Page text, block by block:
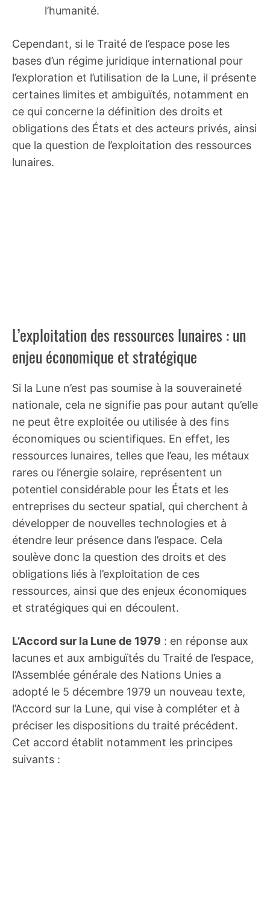
l’humanité.
Cependant, si le Traité de l’espace pose les
bases d’un régime juridique international pour
l’exploration et l’utilisation de la Lune, il présente
certaines limites et ambiguïtés, notamment en
ce qui concerne la définition des droits et
obligations des États et des acteurs privés, ainsi
que la question de l’exploitation des ressources
lunaires.
L’exploitation des ressources lunaires : un
enjeu économique et stratégique
Si la Lune n’est pas soumise à la souveraineté
nationale, cela ne signifie pas pour autant qu’elle
ne peut être exploitée ou utilisée à des fins
économiques ou scientifiques. En effet, les
ressources lunaires, telles que l’eau, les métaux
rares ou l’énergie solaire, représentent un
potentiel considérable pour les États et les
entreprises du secteur spatial, qui cherchent à
développer de nouvelles technologies et à
étendre leur présence dans l’espace. Cela
soulève donc la question des droits et des
obligations liés à l’exploitation de ces
ressources, ainsi que des enjeux économiques
et stratégiques qui en découlent.
L’Accord sur la Lune de 1979 : en réponse aux
lacunes et aux ambiguïtés du Traité de l’espace,
l’Assemblée générale des Nations Unies a
adopté le 5 décembre 1979 un nouveau texte,
l’Accord sur la Lune, qui vise à compléter et à
préciser les dispositions du traité précédent.
Cet accord établit notamment les principes
suivants :